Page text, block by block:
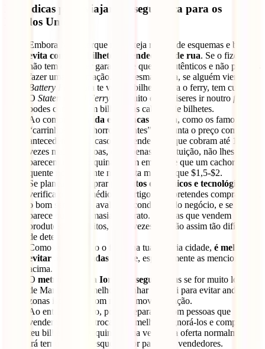
Mais dicas para viajar em segurança para os
Estados Unidos:
Embora Nova Iorque não esteja repleta de esquemas e burlas,
evita comprar bilhetes a vendedores de rua. Se o fizeres,
não tem qualquer garantia de que são autênticos e não poderás
fazer uma reclamação. Da mesma forma, se alguém vier ao
Battery Park
para te vender bilhetes para o ferry, tem cuidado.
O Staten Island Ferry é gratuito e se quiseres ir noutro ferry
podes comprar um bilhete nas cabines de bilhetes.
Ao comprar
comida em bancas de rua, como os famosos
“carrinhos de cachorros quentes”, pergunta o preço com
antecedência. Há casos de vendedores que cobram até 10
vezes mais a pessoas, que apenas por intuição, não lhes
parecem nova-iorquinas. Tem em mente que um cachorro
quente normalmente não custa mais do que $1,5-$2.
Se planeares comprar
produtos eletrónicos e tecnológicos
verifica o preço médio dos artigos que pretendes comprar. Usa
o bom senso para avaliar as condições do negócio, e se este te
parece ou não demasiado barato. Há lojas que vendem
produtos contrafeitos, e por vezes não são assim tão difíceis
de detetar.
Como também não o farias na tua própria cidade, é melhor
evitar áreas isoladas à noite, especialmente as mencionadas
acima.
O metro de Nova Iorque é seguro
, mas se for muito longe
de Manhattan, é melhor apanhar um táxi para evitar andar por
zonas isoladas e com menos movimentação.
Ao entrar no metro, podes deparar-te com pessoas que
vendem o seu Metrocard. O melhor é ignorá-los e comprar o
teu bilhete nas máquinas, uma vez que a oferta normalmente
irá terminar num esquema por parte dos vendedores.